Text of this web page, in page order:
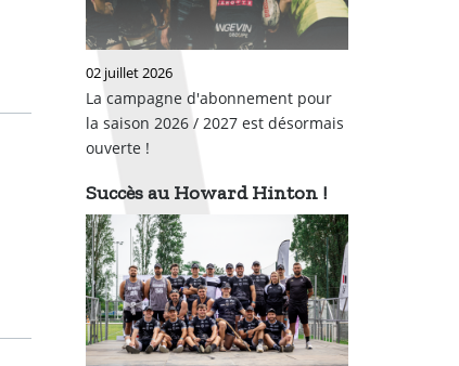
02 juillet 2026
La campagne d'abonnement pour
la saison 2026 / 2027 est désormais
ouverte !
Succès au Howard Hinton !